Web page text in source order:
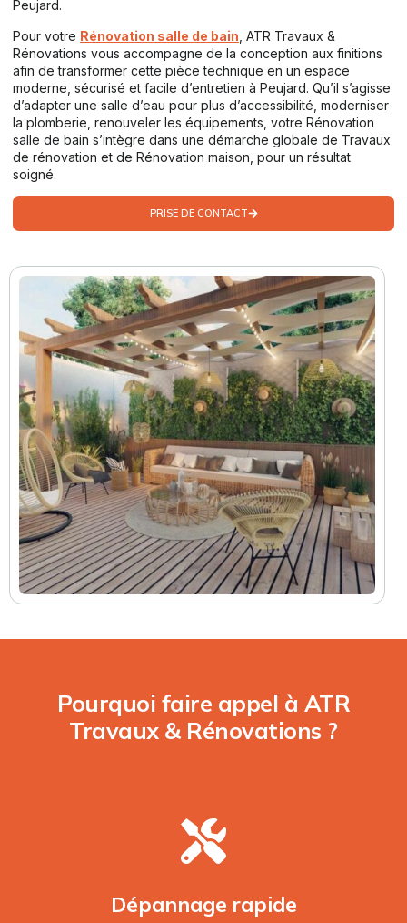
Peujard.
Pour votre Rénovation salle de bain , ATR Travaux &
Rénovations vous accompagne de la conception aux finitions
afin de transformer cette pièce technique en un espace
moderne, sécurisé et facile d’entretien à Peujard. Qu’il s’agisse
d’adapter une salle d’eau pour plus d’accessibilité, moderniser
la plomberie, renouveler les équipements, votre Rénovation
salle de bain s’intègre dans une démarche globale de Travaux
de rénovation et de Rénovation maison, pour un résultat
soigné.
PRISE DE CONTACT
Pourquoi faire appel à ATR
Travaux & Rénovations ?
Dépannage rapide